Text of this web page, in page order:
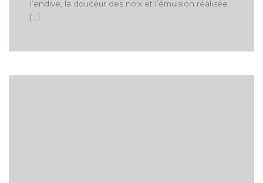
l’endive, la douceur des noix et l’émulsion réalisée
[…]